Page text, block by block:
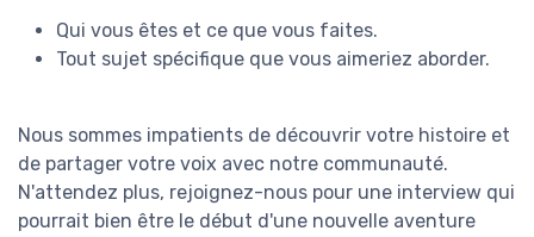
Qui vous êtes et ce que vous faites.
Tout sujet spécifique que vous aimeriez aborder.
Nous sommes impatients de découvrir votre histoire et
de partager votre voix avec notre communauté.
N'attendez plus, rejoignez-nous pour une interview qui
pourrait bien être le début d'une nouvelle aventure